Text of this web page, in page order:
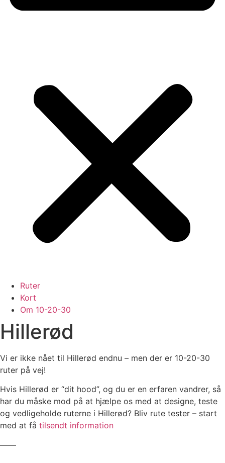
Ruter
Kort
Om 10-20-30
Hillerød
Vi er ikke nået til Hillerød endnu – men der er 10-20-30
ruter på vej!
Hvis Hillerød er “dit hood”, og du er en erfaren vandrer, så
har du måske mod på at hjælpe os med at designe, teste
og vedligeholde ruterne i Hillerød? Bliv rute tester – start
med at få tilsendt information
——